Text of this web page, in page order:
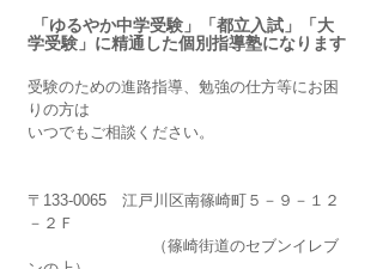
学受験」に精通した個別指導塾になります
受験のための進路指導、勉強の仕方等にお困
りの方は
いつでもご相談ください。
〒133-0065　江戸川区南篠崎町５－９－１２
－２Ｆ
（篠崎街道のセブンイレブ